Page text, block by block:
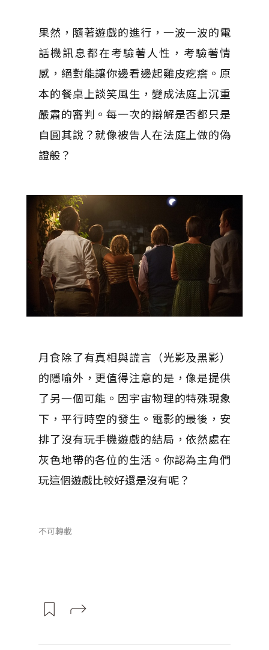
果然，隨著遊戲的進行，一波一波的電
話機訊息都在考驗著人性，考驗著情
感，絕對能讓你邊看邊起雞皮疙瘩。原
本的餐桌上談笑風生，變成法庭上沉重
嚴肅的審判。每一次的辯解是否都只是
自圓其說？就像被告人在法庭上做的偽
證般？
月食除了有真相與謊言（光影及黑影）
的隱喻外，更值得注意的是，像是提供
了另一個可能。因宇宙物理的特殊現象
下，平行時空的發生。電影的最後，安
排了沒有玩手機遊戲的結局，依然處在
灰色地帶的各位的生活。你認為主角們
玩這個遊戲比較好還是沒有呢？
不可轉載